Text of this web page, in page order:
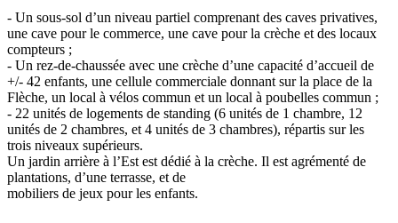
- Un sous-sol d’un niveau partiel comprenant des caves privatives,
une cave pour le commerce, une cave pour la crèche et des locaux
compteurs ;
- Un rez-de-chaussée avec une crèche d’une capacité d’accueil de
+/- 42 enfants, une cellule commerciale donnant sur la place de la
Flèche, un local à vélos commun et un local à poubelles commun ;
- 22 unités de logements de standing (6 unités de 1 chambre, 12
unités de 2 chambres, et 4 unités de 3 chambres), répartis sur les
trois niveaux supérieurs.
Un jardin arrière à l’Est est dédié à la crèche. Il est agrémenté de
plantations, d’une terrasse, et de
mobiliers de jeux pour les enfants.